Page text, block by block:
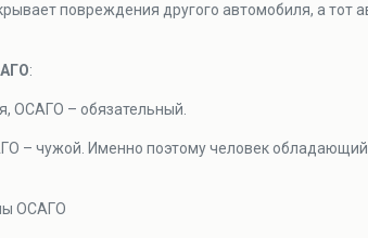
повреждения другого автомобиля, а тот
:
ОСАГО – обязательный.
– чужой. Именно поэтому человек обладающий
ОСАГО